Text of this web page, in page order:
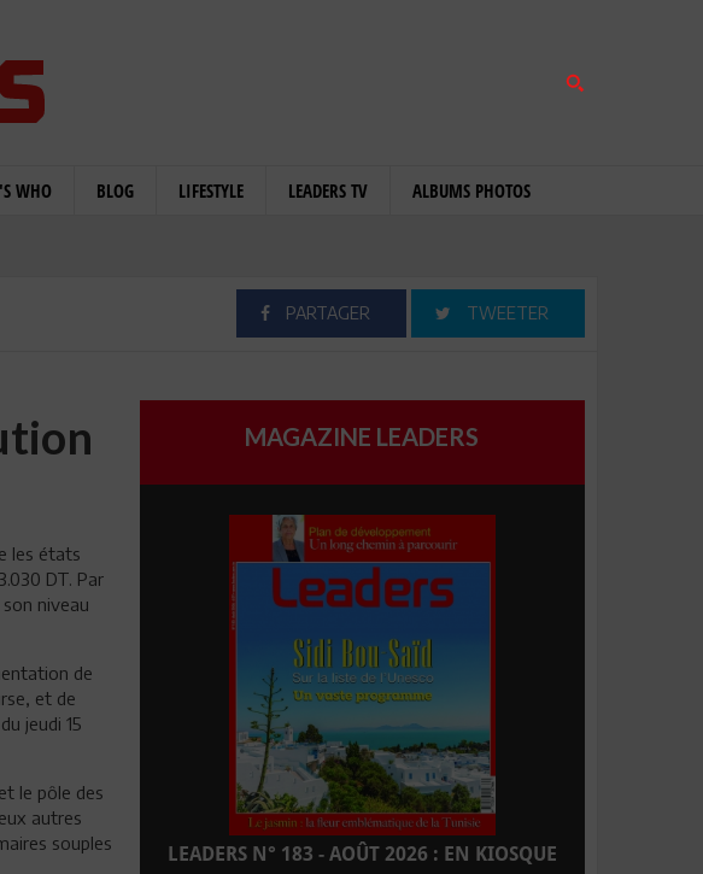
WHO BLOG LIFESTYLE LEADERS TV ALBUMS PHOTOS
PARTAGER TWEETER
les états
DT. Par
niveau
de
et de
jeudi 15
le pôle des
autres
souples
MAGAZINE LEADERS
LEADERS N° 183 - AOÛT 2026 : EN KIOSQUE